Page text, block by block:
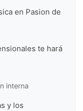
en Pasion de
te hará
interna
y los